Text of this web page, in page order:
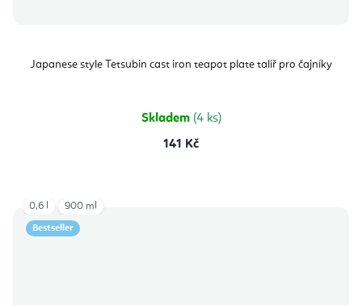
Japanese style Tetsubin cast iron teapot plate talíř pro čajníky
Skladem (4 ks)
141 Kč
Bestseller
0,6 l 900 ml